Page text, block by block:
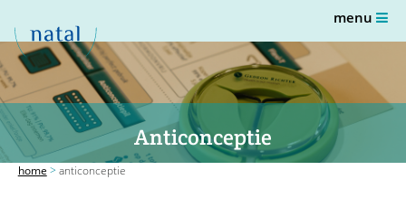
Anticonceptie
menu
home > anticonceptie